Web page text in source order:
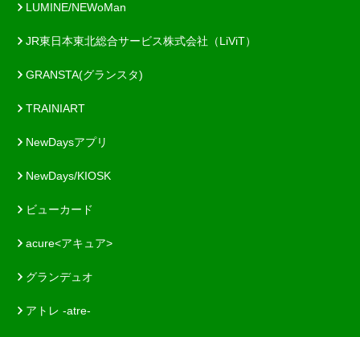
LUMINE/NEWoMan
JR東日本東北総合サービス株式会社（LiViT）
GRANSTA(グランスタ)
TRAINIART
NewDaysアプリ
NewDays/KIOSK
ビューカード
acure<アキュア>
グランデュオ
アトレ -atre-